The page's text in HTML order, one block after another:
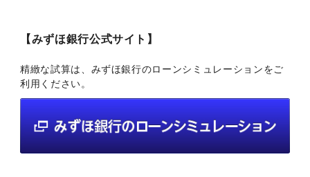
【みずほ銀行公式サイト】
精緻な試算は、みずほ銀行のローンシミュレーションをご
利用ください。